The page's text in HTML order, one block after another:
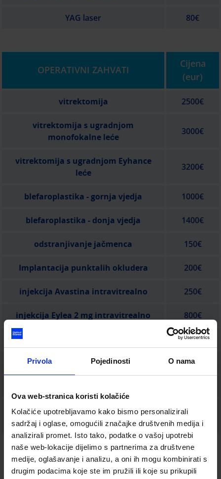
Privola Pojedinosti O nama
Ova web-stranica koristi kolačiće
Kolačiće upotrebljavamo kako bismo personalizirali
sadržaj i oglase, omogućili značajke društvenih medija i
analizirali promet. Isto tako, podatke o vašoj upotrebi
naše web-lokacije dijelimo s partnerima za društvene
medije, oglašavanje i analizu, a oni ih mogu kombinirati s
drugim podacima koje ste im pružili ili koje su prikupili
YAG laser 80€
OPERATIVNI ZAHVATI
Cijena
(eur)
vitrektomija 2500€
vitrektomija s ugradnjom
monofokalne leće
3000€
vitrektomija s ugradnjom Eyhance
leće
3200€
blefaroplastika - gornja vjedja 1000€
blefaroplastika - donja vjedja 1400€
odstranjivanje jačmenca 150€
Implantacija punktalih okludera 200€
injekcija Avastina intravitrealno 250€
injekcija Eylea 2 mg intravitrealno 800€
injekcija Eylea 8 mg intravitrealno 1000€
injekcija Vabysmo intravitrealno 1000€
cross linking
900€/po
oku
Cjenik vrijedi od 02.01.2023